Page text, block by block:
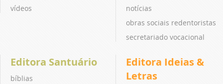
vídeos
notícias
obras sociais redentoristas
secretariado vocacional
Editora Santuário
bíblias
Editora Ideias &
Letras